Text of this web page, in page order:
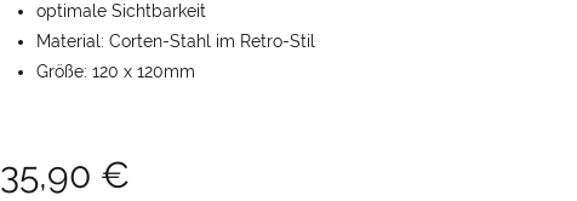
optimale Sichtbarkeit
Material: Corten-Stahl im Retro-Stil
Größe: 120 x 120mm
35,90 €